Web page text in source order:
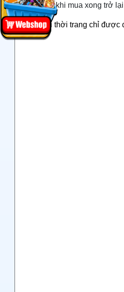
- Sau khi mua xong trở
- Mỗi thời trang chỉ được